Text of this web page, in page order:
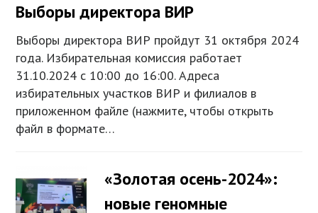
Выборы директора ВИР
Выборы директора ВИР пройдут 31 октября 2024
года. Избирательная комиссия работает
31.10.2024 с 10:00 до 16:00. Адреса
избирательных участков ВИР и филиалов в
приложенном файле (нажмите, чтобы открыть
файл в формате…
«Золотая осень-2024»:
новые геномные